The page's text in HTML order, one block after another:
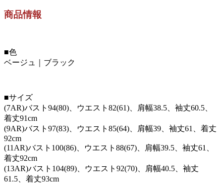
商品情報
■色
ベージュ｜ブラック
■サイズ
(7AR)バスト94(80)、ウエスト82(61)、肩幅38.5、袖丈60.5、
着丈91cm
(9AR)バスト97(83)、ウエスト85(64)、肩幅39、袖丈61、着丈
92cm
(11AR)バスト100(86)、ウエスト88(67)、肩幅39.5、袖丈61、
着丈92cm
(13AR)バスト104(89)、ウエスト92(70)、肩幅40.5、袖丈
61.5、着丈93cm